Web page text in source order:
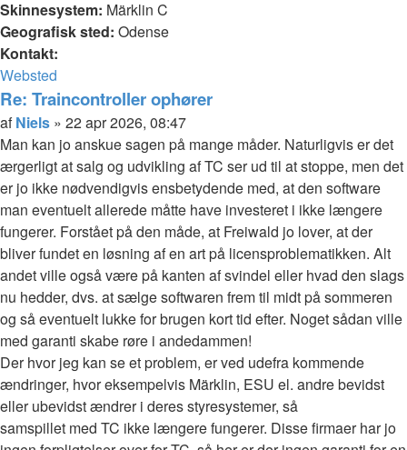
Skinnesystem: Märklin C
Geografisk sted: Odense
Kontakt:
Kontakt
Niels
Websted
Re: Traincontroller ophører
Citer
Indlæg
afNiels » 22 apr 2026, 08:47
Man kan jo anskue sagen på mange måder. Naturligvis er det
ærgerligt at salg og udvikling af TC ser ud til at stoppe, men det
er jo ikke nødvendigvis ensbetydende med, at den software
man eventuelt allerede måtte have investeret i ikke længere
fungerer. Forstået på den måde, at Freiwald jo lover, at der
bliver fundet en løsning af en art på licensproblematikken. Alt
andet ville også være på kanten af svindel eller hvad den slags
nu hedder, dvs. at sælge softwaren frem til midt på sommeren
og så eventuelt lukke for brugen kort tid efter. Noget sådan ville
med garanti skabe røre i andedammen!
Der hvor jeg kan se et problem, er ved udefra kommende
ændringer, hvor eksempelvis Märklin, ESU el. andre bevidst
eller ubevidst ændrer i deres styresystemer, så
samspillet med TC ikke længere fungerer. Disse firmaer har jo